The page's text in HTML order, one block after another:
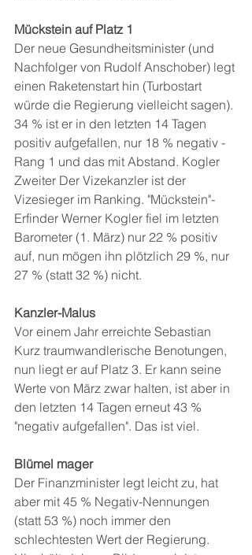
Mückstein auf Platz 1
Der neue Gesundheitsminister (und
Nachfolger von Rudolf Anschober) legt
einen Raketenstart hin (Turbostart
würde die Regierung vielleicht sagen).
34 % ist er in den letzten 14 Tagen
positiv aufgefallen, nur 18 % negativ -
Rang 1 und das mit Abstand. Kogler
Zweiter Der Vizekanzler ist der
Vizesieger im Ranking. "Mückstein"-
Erfinder Werner Kogler fiel im letzten
Barometer (1. März) nur 22 % positiv
auf, nun mögen ihn plötzlich 29 %, nur
27 % (statt 32 %) nicht.
Kanzler-Malus
Vor einem Jahr erreichte Sebastian
Kurz traumwandlerische Benotungen,
nun liegt er auf Platz 3. Er kann seine
Werte von März zwar halten, ist aber in
den letzten 14 Tagen erneut 43 %
"negativ aufgefallen". Das ist viel.
Blümel mager
Der Finanzminister legt leicht zu, hat
aber mit 45 % Negativ-Nennungen
(statt 53 %) noch immer den
schlechtesten Wert der Regierung.